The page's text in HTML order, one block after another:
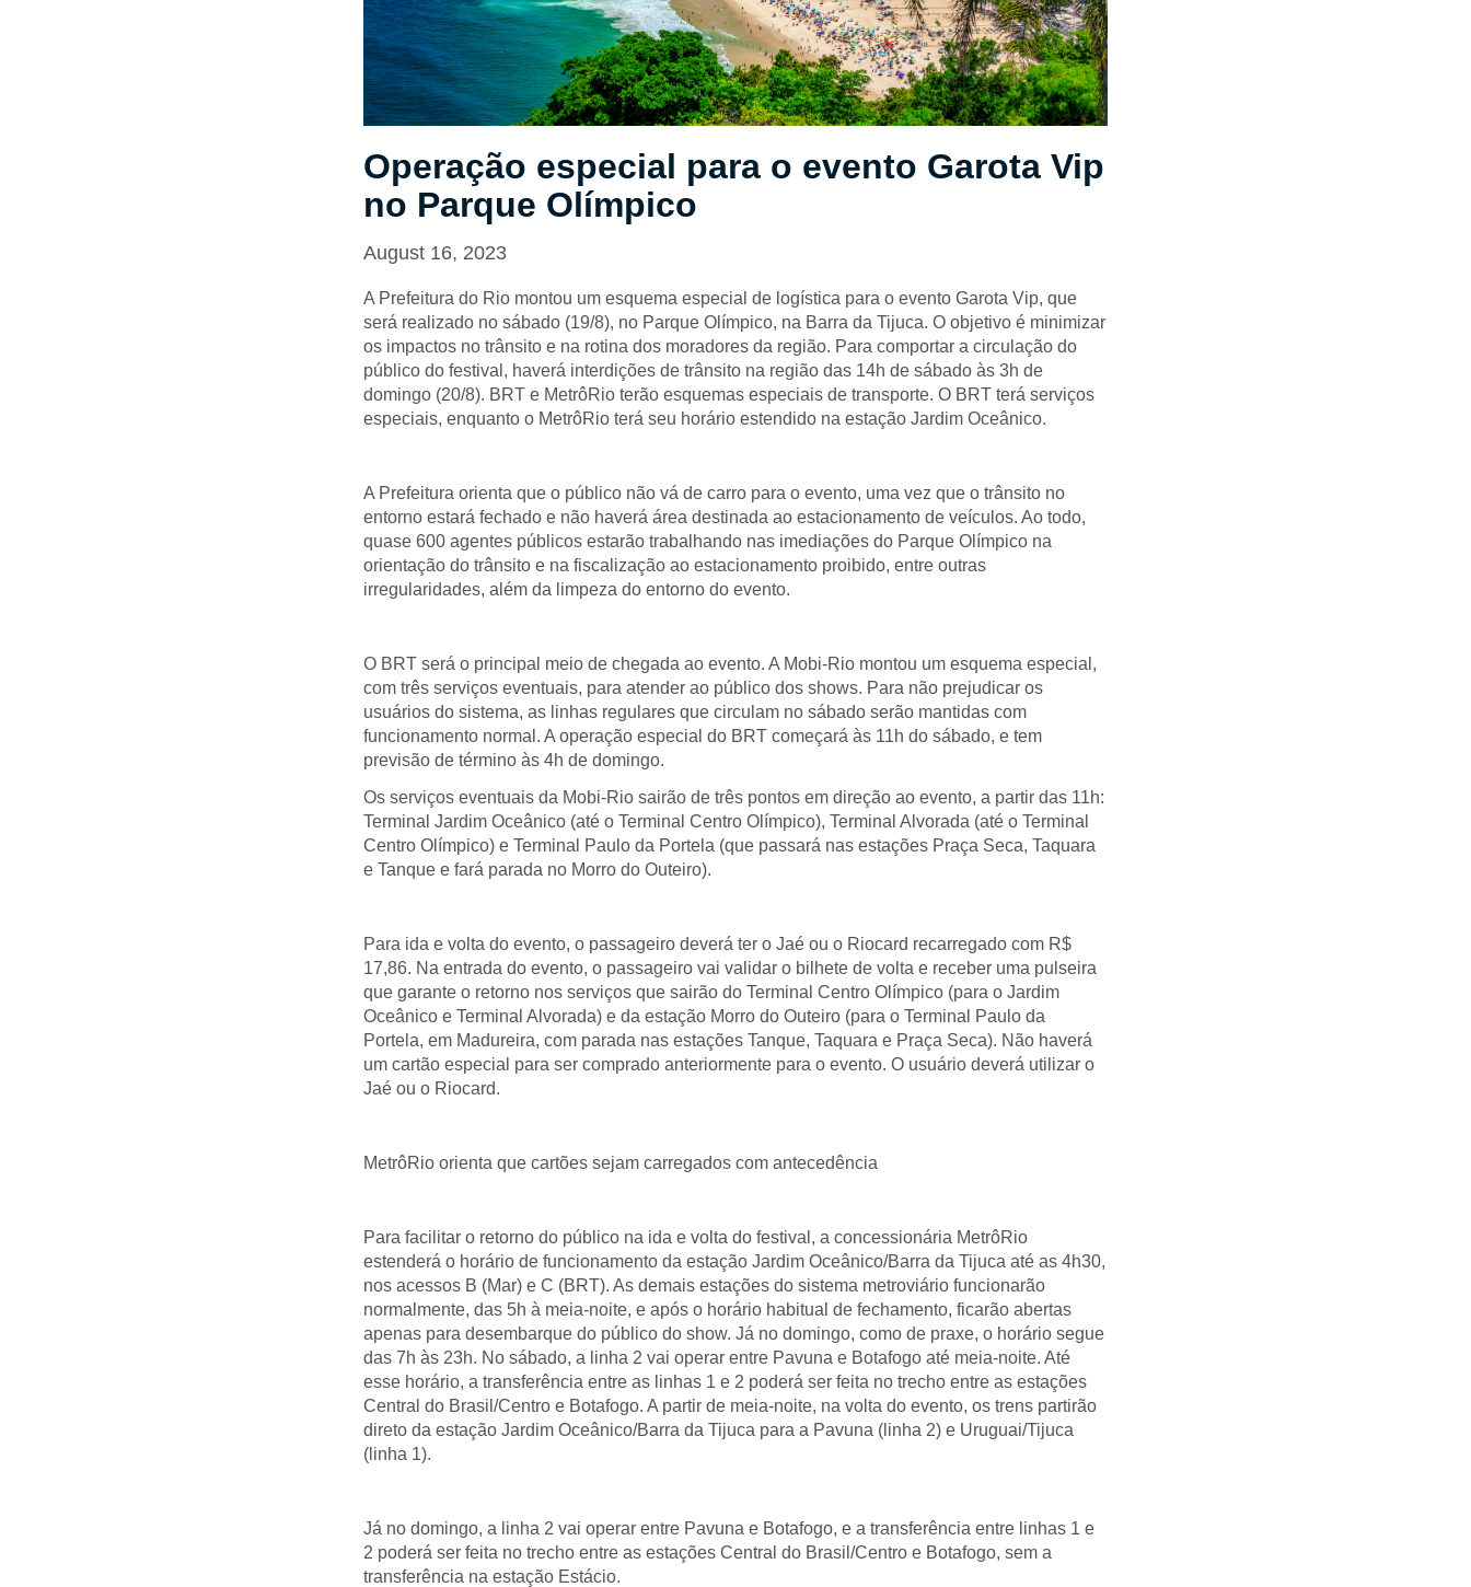
Operação especial para o evento Garota Vip
no Parque Olímpico
August 16, 2023
A Prefeitura do Rio montou um esquema especial de logística para o evento Garota Vip, que
será realizado no sábado (19/8), no Parque Olímpico, na Barra da Tijuca. O objetivo é minimizar
os impactos no trânsito e na rotina dos moradores da região. Para comportar a circulação do
público do festival, haverá interdições de trânsito na região das 14h de sábado às 3h de
domingo (20/8). BRT e MetrôRio terão esquemas especiais de transporte. O BRT terá serviços
especiais, enquanto o MetrôRio terá seu horário estendido na estação Jardim Oceânico.
A Prefeitura orienta que o público não vá de carro para o evento, uma vez que o trânsito no
entorno estará fechado e não haverá área destinada ao estacionamento de veículos. Ao todo,
quase 600 agentes públicos estarão trabalhando nas imediações do Parque Olímpico na
orientação do trânsito e na fiscalização ao estacionamento proibido, entre outras
irregularidades, além da limpeza do entorno do evento.
O BRT será o principal meio de chegada ao evento. A Mobi-Rio montou um esquema especial,
com três serviços eventuais, para atender ao público dos shows. Para não prejudicar os
usuários do sistema, as linhas regulares que circulam no sábado serão mantidas com
funcionamento normal. A operação especial do BRT começará às 11h do sábado, e tem
previsão de término às 4h de domingo.
Os serviços eventuais da Mobi-Rio sairão de três pontos em direção ao evento, a partir das 11h:
Terminal Jardim Oceânico (até o Terminal Centro Olímpico), Terminal Alvorada (até o Terminal
Centro Olímpico) e Terminal Paulo da Portela (que passará nas estações Praça Seca, Taquara
e Tanque e fará parada no Morro do Outeiro).
Para ida e volta do evento, o passageiro deverá ter o Jaé ou o Riocard recarregado com R$
17,86. Na entrada do evento, o passageiro vai validar o bilhete de volta e receber uma pulseira
que garante o retorno nos serviços que sairão do Terminal Centro Olímpico (para o Jardim
Oceânico e Terminal Alvorada) e da estação Morro do Outeiro (para o Terminal Paulo da
Portela, em Madureira, com parada nas estações Tanque, Taquara e Praça Seca). Não haverá
um cartão especial para ser comprado anteriormente para o evento. O usuário deverá utilizar o
Jaé ou o Riocard.
MetrôRio orienta que cartões sejam carregados com antecedência
Para facilitar o retorno do público na ida e volta do festival, a concessionária MetrôRio
estenderá o horário de funcionamento da estação Jardim Oceânico/Barra da Tijuca até as 4h30,
nos acessos B (Mar) e C (BRT). As demais estações do sistema metroviário funcionarão
normalmente, das 5h à meia-noite, e após o horário habitual de fechamento, ficarão abertas
apenas para desembarque do público do show. Já no domingo, como de praxe, o horário segue
das 7h às 23h. No sábado, a linha 2 vai operar entre Pavuna e Botafogo até meia-noite. Até
esse horário, a transferência entre as linhas 1 e 2 poderá ser feita no trecho entre as estações
Central do Brasil/Centro e Botafogo. A partir de meia-noite, na volta do evento, os trens partirão
direto da estação Jardim Oceânico/Barra da Tijuca para a Pavuna (linha 2) e Uruguai/Tijuca
(linha 1).
Já no domingo, a linha 2 vai operar entre Pavuna e Botafogo, e a transferência entre linhas 1 e
2 poderá ser feita no trecho entre as estações Central do Brasil/Centro e Botafogo, sem a
transferência na estação Estácio.